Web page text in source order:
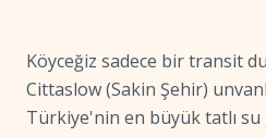
Köyceğiz sadece bir transit
Cittaslow (Sakin Şehir)
Türkiye'nin en büyük tatlı